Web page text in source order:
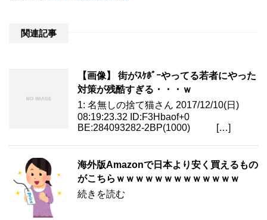
関連記事
【画像】 街がｽｹﾎﾞｰやってる若者にやった
対策が残酷すぎる・・・ｗ
1: 名無しの捨て猫さん 2017/12/10(日)
08:19:23.32 ID:F3Hbaof+0
BE:284093282-2BP(1000) […]
海外版Amazonで日本より安く買えるもの
がこちらｗｗｗｗｗｗｗｗｗｗｗｗｗ
続きを読む